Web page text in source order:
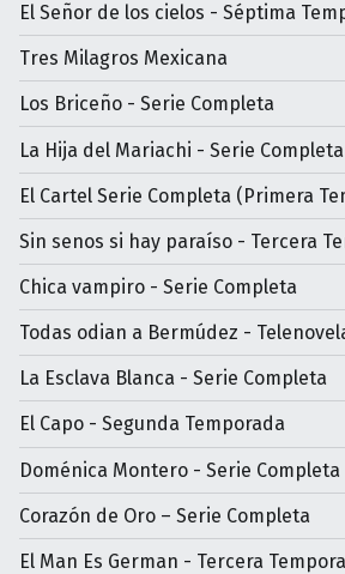
El Señor de los cielos - Séptima
Tres Milagros Mexicana
Los Briceño - Serie Completa
La Hija del Mariachi - Serie Completa
El Cartel Serie Completa (Primera
Sin senos si hay paraíso - Tercera
Chica vampiro - Serie Completa
Todas odian a Bermúdez -
La Esclava Blanca - Serie Completa
El Capo - Segunda Temporada
Doménica Montero - Serie Completa
Corazón de Oro – Serie Completa
El Man Es German - Tercera